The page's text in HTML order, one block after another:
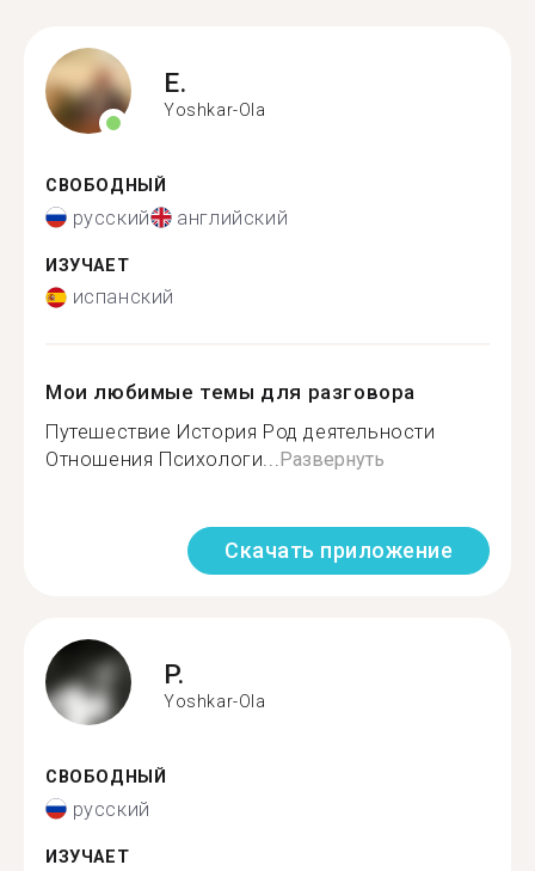
E.
Yoshkar-Ola
СВОБОДНЫЙ
русский английский
ИЗУЧАЕТ
испанский
Мои любимые темы для разговора
Путешествие История Род деятельности
Отношения Психологи...Развернуть
Скачать приложение
P.
Yoshkar-Ola
СВОБОДНЫЙ
русский
ИЗУЧАЕТ